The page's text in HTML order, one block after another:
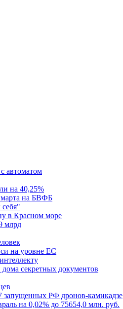
автоматом
на 40,25%
марта на БВФБ
в Красном море
млрд
на уровне ЕС
секретных документов
РФ дронов-камикадзе
на 0,02% до 75654,0 млн. руб.